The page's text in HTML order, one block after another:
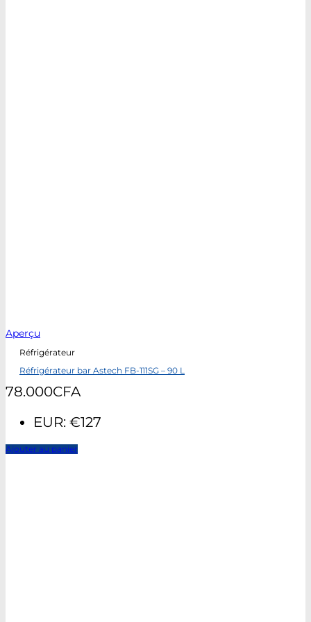
Aperçu
Réfrigérateur
Réfrigérateur bar Astech FB-111SG – 90 L
78.000CFA
EUR: €127
Ajouter au panier